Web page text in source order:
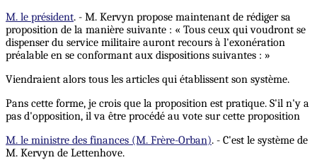
M. le président. - M. Kervyn propose maintenant de rédiger sa
proposition de la manière suivante : « Tous ceux qui voudront se
dispenser du service militaire auront recours à l'exonération
préalable en se conformant aux dispositions suivantes : »
Viendraient alors tous les articles qui établissent son système.
Pans cette forme, je crois que la proposition est pratique. S'il n'y a
pas d'opposition, il va être procédé au vote sur cette proposition
M. le ministre des finances (M. Frère-Orban). - C'est le système de
M. Kervyn de Lettenhove.